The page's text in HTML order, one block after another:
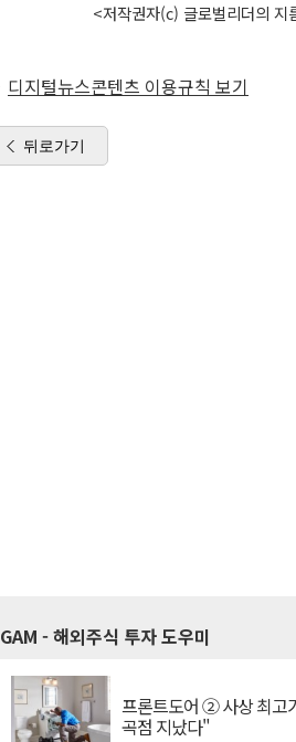
<저작권자(c) 글로벌리더의
디지털뉴스콘텐츠 이용규칙 보기
뒤로가기
GAM - 해외주식 투자 도우미
프론트도어 ② 사상 최
곡점 지났다"